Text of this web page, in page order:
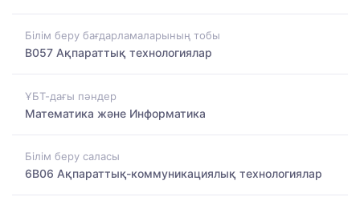
Білім беру бағдарламаларының тобы
B057 Ақпараттық технологиялар
ҰБТ-дағы пәндер
Математика және Информатика
Білім беру саласы
6B06 Ақпараттық-коммуникациялық технологиялар